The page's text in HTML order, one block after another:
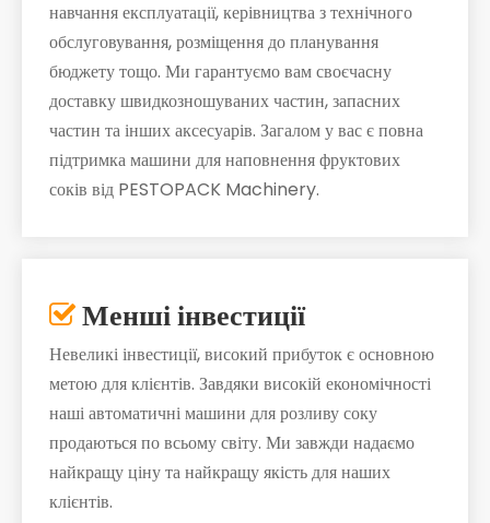
навчання експлуатації, керівництва з технічного
обслуговування, розміщення до планування
бюджету тощо. Ми гарантуємо вам своєчасну
доставку швидкозношуваних частин, запасних
частин та інших аксесуарів. Загалом у вас є повна
підтримка машини для наповнення фруктових
соків від PESTOPACK Machinery.
 Менші інвестиції
Невеликі інвестиції, високий прибуток є основною
метою для клієнтів. Завдяки високій економічності
наші автоматичні машини для розливу соку
продаються по всьому світу. Ми завжди надаємо
найкращу ціну та найкращу якість для наших
клієнтів.